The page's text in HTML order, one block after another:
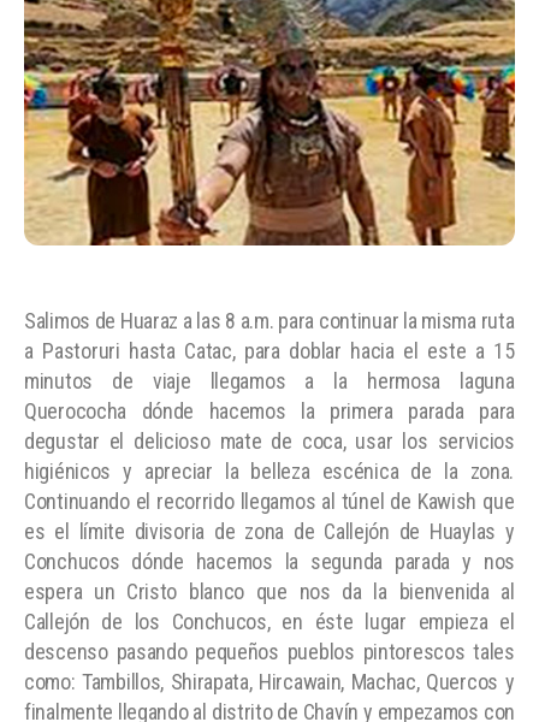
Salimos de Huaraz a las 8 a.m. para continuar la misma ruta
a Pastoruri hasta Catac, para doblar hacia el este a 15
minutos de viaje llegamos a la hermosa laguna
Querococha dónde hacemos la primera parada para
degustar el delicioso mate de coca, usar los servicios
higiénicos y apreciar la belleza escénica de la zona.
Continuando el recorrido llegamos al túnel de Kawish que
es el límite divisoria de zona de Callejón de Huaylas y
Conchucos dónde hacemos la segunda parada y nos
espera un Cristo blanco que nos da la bienvenida al
Callejón de los Conchucos, en éste lugar empieza el
descenso pasando pequeños pueblos pintorescos tales
como: Tambillos, Shirapata, Hircawain, Machac, Quercos y
finalmente llegando al distrito de Chavín y empezamos con